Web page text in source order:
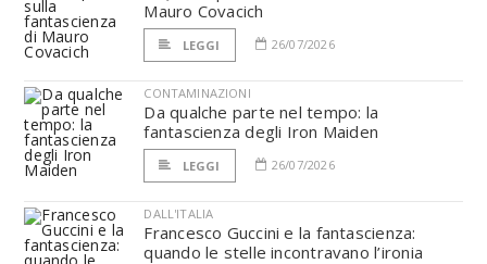
Mauro Covacich
LEGGI 26/07/2026
CONTAMINAZIONI
Da qualche parte nel tempo: la
fantascienza degli Iron Maiden
LEGGI 26/07/2026
DALL'ITALIA
Francesco Guccini e la fantascienza:
quando le stelle incontravano l’ironia